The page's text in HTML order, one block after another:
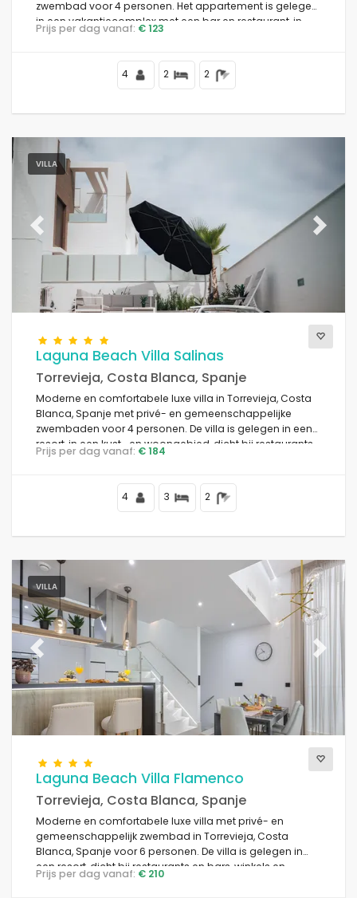
zwembad voor 4 personen. Het appartement is gelegen
in een vakantiecomplex met een bar en restaurant, in
een residentieel strandgebied, dicht bij winkels en
Prijs per dag vanaf: € 123
4 2 2
VILLA
Previous Next
Laguna Beach Villa Salinas
Torrevieja, Costa Blanca, Spanje
Moderne en comfortabele luxe villa in Torrevieja, Costa
Blanca, Spanje met privé- en gemeenschappelijke
zwembaden voor 4 personen. De villa is gelegen in een
resort, in een kust- en woongebied, dicht bij restaurants
en bars, winkels en supermarkten, en op 4 km van het
Prijs per dag vanaf: € 184
4 3 2
VILLA
Previous Next
Laguna Beach Villa Flamenco
Torrevieja, Costa Blanca, Spanje
Moderne en comfortabele luxe villa met privé- en
gemeenschappelijk zwembad in Torrevieja, Costa
Blanca, Spanje voor 6 personen. De villa is gelegen in
een resort, dicht bij restaurants en bars, winkels en
supermarkten, en op 4 km van het strand.
Prijs per dag vanaf: € 210